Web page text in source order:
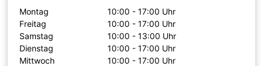
Montag
10:00 - 17:00 Uhr
Freitag
10:00 - 17:00 Uhr
Samstag
10:00 - 13:00 Uhr
Dienstag
10:00 - 17:00 Uhr
Mittwoch
10:00 - 17:00 Uhr